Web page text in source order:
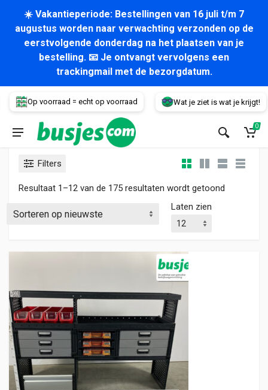
☀️ Vakantieperiode: Bestellingen van 16 juli t/m 7
augustus worden naar verwachting verzonden op de
eerstvolgende donderdag na het plaatsen van je
bestelling. 📧 Je ontvangt vervolgens een
trackingmail met de bezorgdatum.
Op voorraad = echt op voorraad Wat je ziet is wat je krijgt!
Voertuig
0
Filters
Resultaat 1–12 van de 175 resultaten wordt getoond
Laten zien